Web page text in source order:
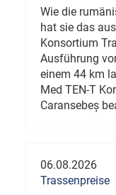
Wie die
hat sie das
Konsortium
Ausführung
einem 44 km
Med TEN-T
Caransebeș
06.08.2026
Trassenpreise